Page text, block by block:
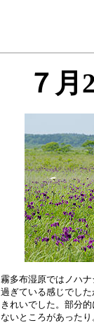
７月
霧多布湿原ではノハ
過ぎている感じでし
きれいでした。部分
ないところがあった